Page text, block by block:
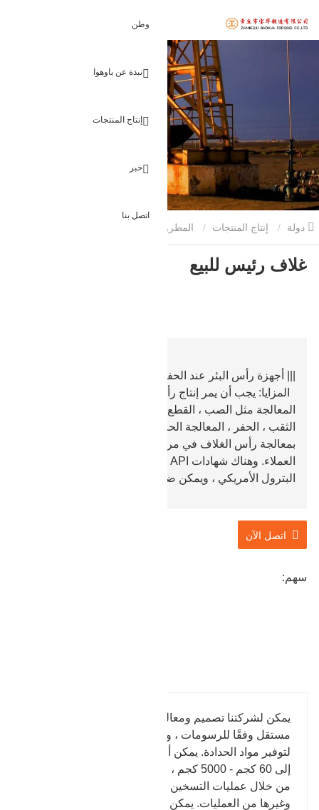
وطن
نبذة عن باوهوا
إنتاج المنتجات
خبر
اتصل بنا
إنتاج المنتجات المطروقات الزيتية
غلاف رئيس للبيع
||| أجهزة رأس البئر عند الحفر في البر أو البحر.
المزايا: يجب أن يمر إنتاج رأس الغلاف بسلسلة من
المعالجة مثل الصب ، القطع الخام ، الخراطة الدقيقة ،
الثقب ، الحفر ، المعالجة الحرارية ، فحص الجودة ، إلخ. نقوم
بمعالجة رأس الغلاف في مراحل مختلفة وفقًا لمتطلبات
البترول الأمريكي ، ويمكن ضمان الجودة.
اتصل الآن
سهم:
يمكن لشركتنا تصميم ومعالجة قوالب الكير بشكل
مستقل وفقًا للرسومات ، وسوف نبذل قصارى جهدنا
لتوفير مواد الحدادة. يمكن أن يصل وزن المنتج المطروق
إلى 60 كجم - 5000 كجم ، ويجب إكمال عملية الحدادة
من خلال عمليات التسخين والتشكيل المسبق والتشكيل
وغيرها من العمليات. يمكن تزوير مواد مختلفة بما في ذلك